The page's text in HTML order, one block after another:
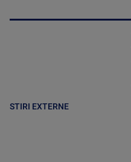
STIRI EXTERNE